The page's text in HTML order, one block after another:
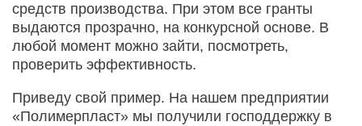
средств производства. При этом все гранты
выдаются прозрачно, на конкурсной основе. В
любой момент можно зайти, посмотреть,
проверить эффективность.
Приведу свой пример. На нашем предприятии
«Полимерпласт» мы получили господдержку в